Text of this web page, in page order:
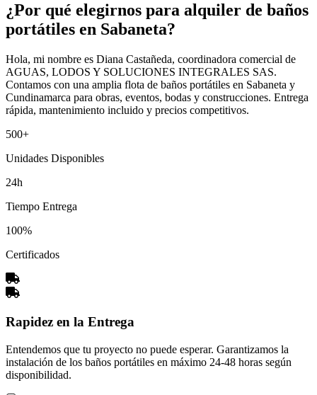
¿Por qué elegirnos para alquiler de baños
portátiles en Sabaneta?
Hola, mi nombre es Diana Castañeda, coordinadora comercial de
AGUAS, LODOS Y SOLUCIONES INTEGRALES SAS.
Contamos con una amplia flota de baños portátiles en Sabaneta y
Cundinamarca para obras, eventos, bodas y construcciones. Entrega
rápida, mantenimiento incluido y precios competitivos.
500+
Unidades Disponibles
24h
Tiempo Entrega
100%
Certificados
Rapidez en la Entrega
Entendemos que tu proyecto no puede esperar. Garantizamos la
instalación de los baños portátiles en máximo 24-48 horas según
disponibilidad.